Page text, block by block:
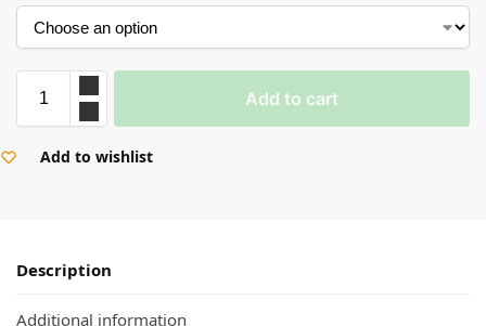
Add to cart
Add to wishlist
Description
Additional information